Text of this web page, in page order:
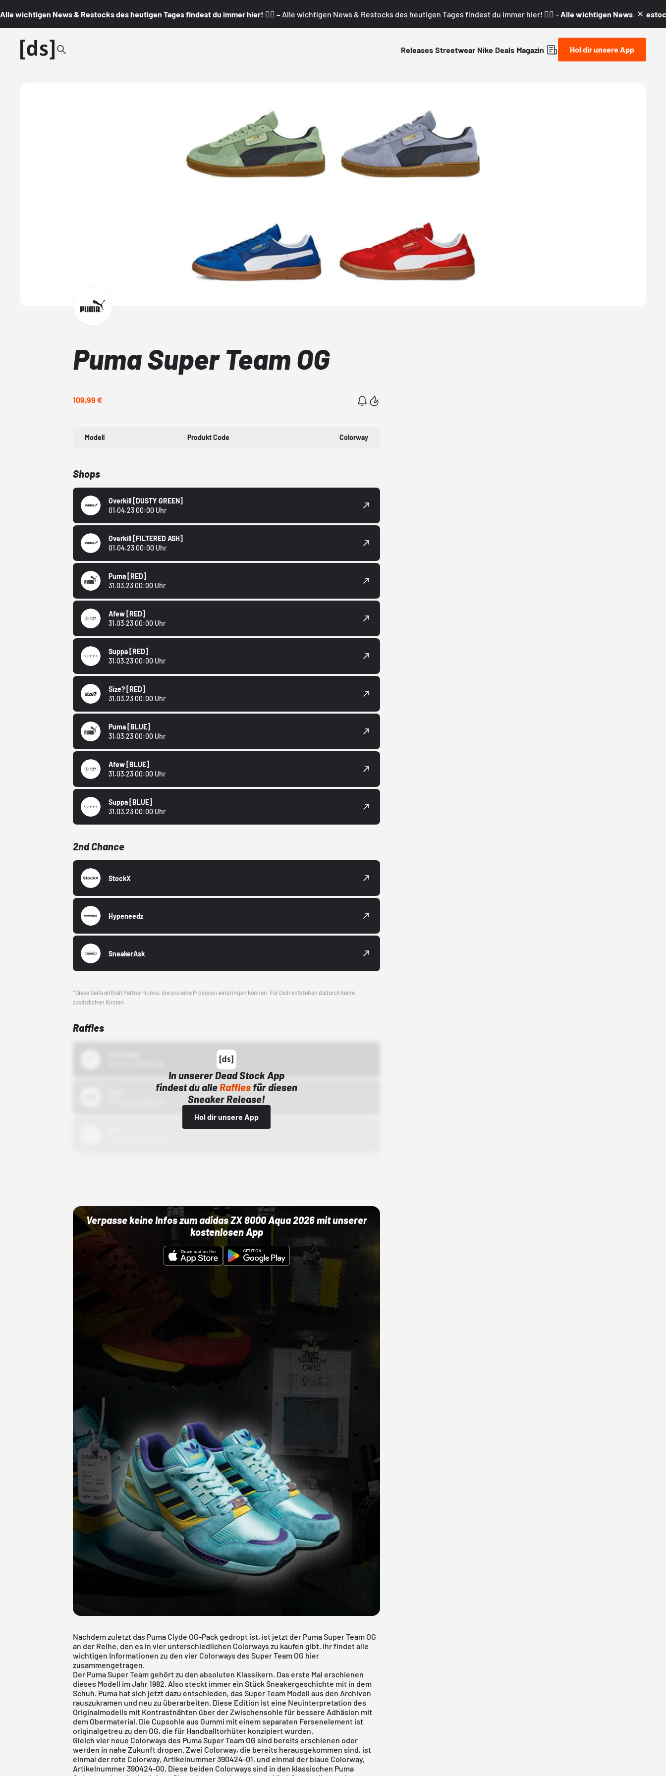
Alle wichtigen News & Restocks des heutigen Tages findest du immer hier! 👇🏼 – Alle wichtigen News & Restocks des heutigen Tages findest du immer hier! 👇🏼 – Alle wichtigen News &
Releases Streetwear Nike Deals Magazin Hol dir unsere App
Puma Super Team OG
109,99 €
Modell Produkt Code Colorway
Shops
Overkill [DUSTY GREEN]
01.04.23 00:00 Uhr
Overkill [FILTERED ASH]
01.04.23 00:00 Uhr
Puma [RED]
31.03.23 00:00 Uhr
Afew [RED]
31.03.23 00:00 Uhr
Suppa [RED]
31.03.23 00:00 Uhr
Size? [RED]
31.03.23 00:00 Uhr
Puma [BLUE]
31.03.23 00:00 Uhr
Afew [BLUE]
31.03.23 00:00 Uhr
Suppa [BLUE]
31.03.23 00:00 Uhr
2nd Chance
StockX
Hypeneedz
SneakerAsk
*Diese Seite enthält Partner-Links, die uns eine Provision einbringen können. Für Dich entstehen dadurch keine
zusätzlichen Kosten.
Raffles
In unserer Dead Stock App
findest du alleRaffles für diesen
Sneaker Release!
Hol dir unsere App
Verpasse keine Infos zum adidas ZX 8000 Aqua 2026 mit unserer
kostenlosen App
Nachdem zuletzt das Puma Clyde OG-Pack gedropt ist, ist jetzt der Puma Super Team OG
an der Reihe, den es in vier unterschiedlichen Colorways zu kaufen gibt. Ihr findet alle
wichtigen Informationen zu den vier Colorways des Super Team OG hier
zusammengetragen.
Der Puma Super Team gehört zu den absoluten Klassikern. Das erste Mal erschienen
dieses Modell im Jahr 1982. Also steckt immer ein Stück Sneakergeschichte mit in dem
Schuh. Puma hat sich jetzt dazu entschieden, das Super Team Modell aus den Archiven
rauszukramen und neu zu überarbeiten. Diese Edition ist eine Neuinterpretation des
Originalmodells mit Kontrastnähten über der Zwischensohle für bessere Adhäsion mit
dem Obermaterial. Die Cupsohle aus Gummi mit einem separaten Fersenelement ist
originalgetreu zu den OG, die für Handballtorhüter konzipiert wurden.
Gleich vier neue Colorways des Puma Super Team OG sind bereits erschienen oder
werden in nahe Zukunft dropen. Zwei Colorway, die bereits herausgekommen sind, ist
einmal der rote Colorway, Artikelnummer 390424-01, und einmal der blaue Colorway,
Artikelnummer 390424-00. Diese beiden Colorways sind in den klassischen Puma